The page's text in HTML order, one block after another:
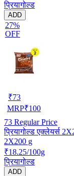
प्रियागोल्ड
ADD
27%
OFF
₹73
MRP₹100
73 Regular Price
प्रियागोल्ड एक्लेयर्स
2X200 g
₹18.25/100g
प्रियागोल्ड
ADD